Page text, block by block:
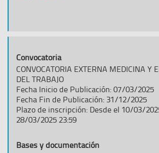
CONVOCATORIA EXTERNA MEDICINA Y
DEL TRABAJO
Fecha Inicio de Publicación: 07/03/2025
Fecha Fin de Publicación: 31/12/2025
Plazo de inscripción: Desde el 10/03/
28/03/2025 23:59